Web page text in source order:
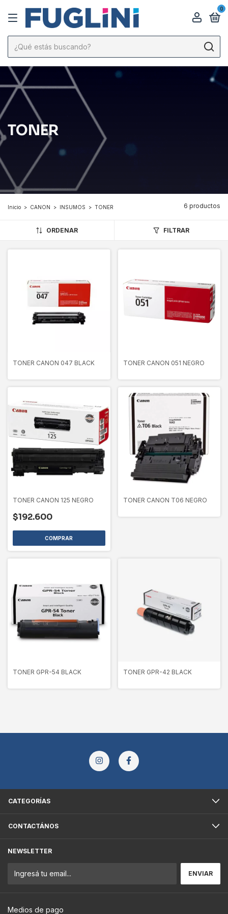
0
TONER
Inicio > CANON > INSUMOS > TONER 6 productos
ORDENAR FILTRAR
TONER CANON 047 BLACK TONER CANON 051 NEGRO
TONER CANON 125 NEGRO
$192.600
TONER CANON T06 NEGRO
TONER GPR-54 BLACK TONER GPR-42 BLACK
CATEGORÍAS
CONTACTÁNOS
NEWSLETTER
Medios de pago